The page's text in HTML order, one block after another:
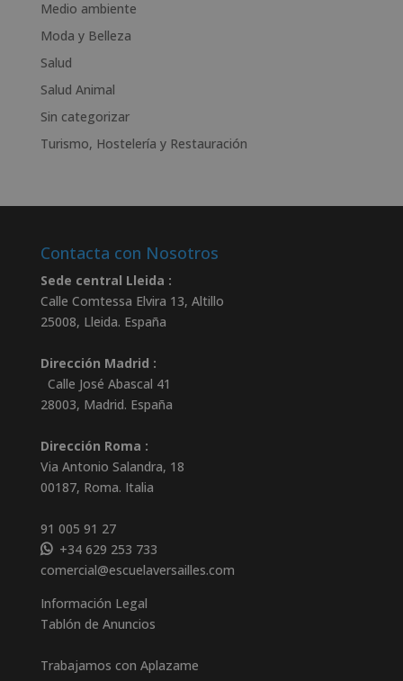
v
e
Medio ambiente
Moda y Belleza
Salud
Salud Animal
Sin categorizar
Turismo, Hostelería y Restauración
Contacta con Nosotros
Sede central Lleida :
Calle Comtessa Elvira 13, Altillo
25008, Lleida. España
Dirección Madrid :
Calle José Abascal 41
28003, Madrid. España
Dirección Roma :
Via Antonio Salandra, 18
00187, Roma. Italia
91 005 91 27
+34 629 253 733
comercial@escuelaversailles.com
Información Legal
Tablón de Anuncios
Trabajamos con Aplazame